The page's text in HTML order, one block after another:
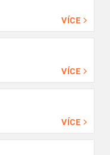
VÍCE
VÍCE
VÍCE